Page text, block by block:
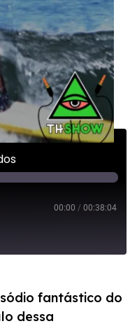
00:00 / 00:38:04
fantástico do
dessa